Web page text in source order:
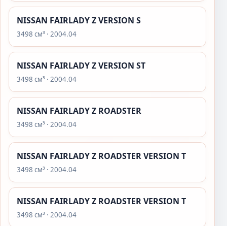
NISSAN FAIRLADY Z VERSION S
3498 см³ · 2004.04
NISSAN FAIRLADY Z VERSION ST
3498 см³ · 2004.04
NISSAN FAIRLADY Z ROADSTER
3498 см³ · 2004.04
NISSAN FAIRLADY Z ROADSTER VERSION T
3498 см³ · 2004.04
NISSAN FAIRLADY Z ROADSTER VERSION T
3498 см³ · 2004.04